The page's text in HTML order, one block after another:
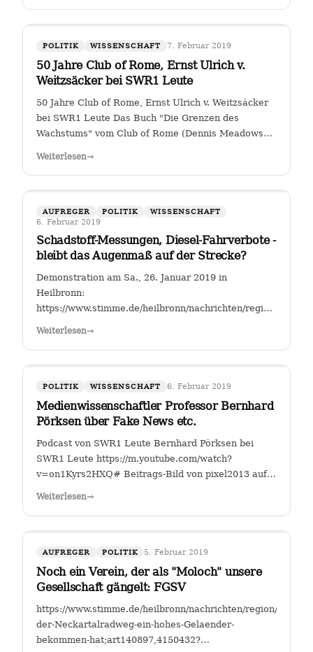
POLITIK WISSENSCHAFT 7. Februar 2019
50 Jahre Club of Rome, Ernst Ulrich v.
Weitzsäcker bei SWR1 Leute
50 Jahre Club of Rome, Ernst Ulrich v. Weitzsäcker
bei SWR1 Leute Das Buch "Die Grenzen des
Wachstums" vom Club of Rome (Dennis Meadows
Weiterlesen→
AUFREGER POLITIK WISSENSCHAFT
6. Februar 2019
Schadstoff-Messungen, Diesel-Fahrverbote -
bleibt das Augenmaß auf der Strecke?
Demonstration am Sa., 26. Januar 2019 in
Heilbronn:
https://www.stimme.de/heilbronn/nachrichten/region/
Fahrverbote-Proteststimmung-
Weiterlesen→
POLITIK WISSENSCHAFT 6. Februar 2019
Medienwissenschaftler Professor Bernhard
Pörksen über Fake News etc.
Podcast von SWR1 Leute Bernhard Pörksen bei
SWR1 Leute https://m.youtube.com/watch?
v=on1Kyrs2HXQ# Beitrags-Bild von pixel2013 auf
Weiterlesen→
AUFREGER POLITIK 5. Februar 2019
Noch ein Verein, der als "Moloch" unsere
Gesellschaft gängelt: FGSV
https://www.stimme.de/heilbronn/nachrichten/region/Warum-
der-Neckartalradweg-ein-hohes-Gelaender-
bekommen-hat;art140897,4150432?